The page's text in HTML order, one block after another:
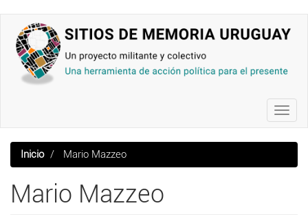
contenido
principal
Inicio Mario Mazzeo
Mario Mazzeo